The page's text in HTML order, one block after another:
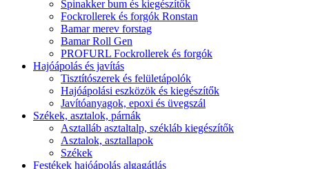
Spinakker bum és kiegészítők
Fockrollerek és forgók Ronstan
Bamar merev forstag
Bamar Roll Gen
PROFURL Fockrollerek és forgók
Hajóápolás és javítás
Tisztítószerek és felületápolók
Hajóápolási eszközök és kiegészítők
Javítóanyagok, epoxi és üvegszál
Székek, asztalok, párnák
Asztalláb asztaltalp, székláb kiegészítők
Asztalok, asztallapok
Székek
Festékek hajóápolás algagátlás